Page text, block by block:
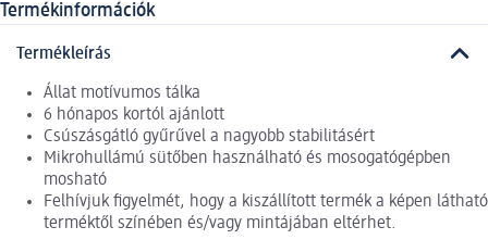
Termékinformációk
Termékleírás
Állat motívumos tálka
6 hónapos kortól ajánlott
Csúszásgátló gyűrűvel a nagyobb stabilitásért
Mikrohullámú sütőben használható és mosogatógépben
mosható
Felhívjuk figyelmét, hogy a kiszállított termék a képen látható
terméktől színében és/vagy mintájában eltérhet.